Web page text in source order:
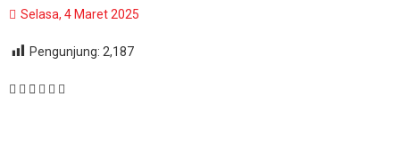
Selasa, 4 Maret 2025
Pengunjung: 2,187